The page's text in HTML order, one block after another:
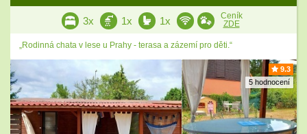
3x 1x 1x
Ceník
ZDE
„Rodinná chata v lese u Prahy - terasa a zázemí pro děti.“
9.3
5 hodnocení